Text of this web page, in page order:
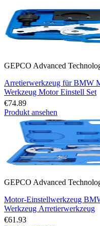
GEPCO Advanced
Arretierwerkzeug für BMW
Werkzeug Motor Einstell Set
€74.89
Produkt ansehen
GEPCO Advanced
Motor-Einstellwerkzeug
Werkzeug Arretierwerkzeug
€61.93